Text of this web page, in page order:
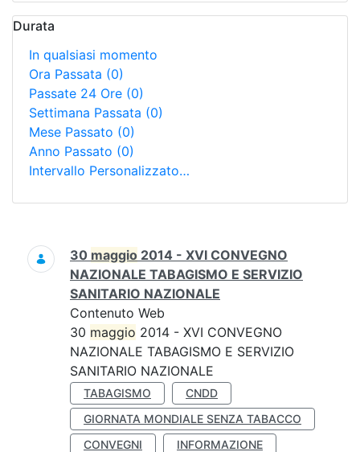
Durata
In qualsiasi momento
Ora Passata (0)
Passate 24 Ore (0)
Settimana Passata (0)
Mese Passato (0)
Anno Passato (0)
Intervallo Personalizzato…
Ricerca
30 maggio 2014 - XVI CONVEGNO
NAZIONALE TABAGISMO E SERVIZIO
SANITARIO NAZIONALE
Contenuto Web
30 maggio 2014 - XVI CONVEGNO
NAZIONALE TABAGISMO E SERVIZIO
SANITARIO NAZIONALE
TABAGISMO
CNDD
GIORNATA MONDIALE SENZA TABACCO
CONVEGNI
INFORMAZIONE